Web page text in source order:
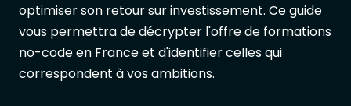
optimiser son retour sur investissement. Ce guide
vous permettra de décrypter l'offre de formations
no-code en France et d'identifier celles qui
correspondent à vos ambitions.